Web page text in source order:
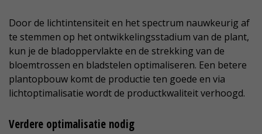
Door de lichtintensiteit en het spectrum nauwkeurig af
te stemmen op het ontwikkelingsstadium van de plant,
kun je de bladoppervlakte en de strekking van de
bloemtrossen en bladstelen optimaliseren. Een betere
plantopbouw komt de productie ten goede en via
lichtoptimalisatie wordt de productkwaliteit verhoogd.
Verdere optimalisatie nodig